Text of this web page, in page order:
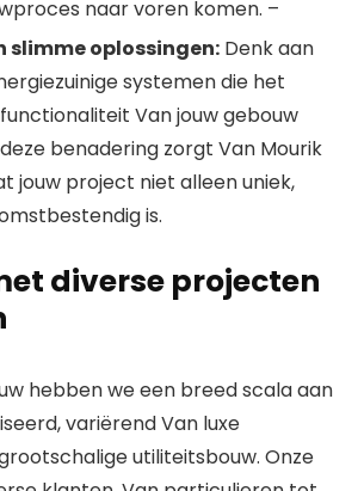
naar voren komen. –
slimme oplossingen: Denk aan
systemen die het
Van jouw gebouw
benadering zorgt Van Mourik
jouw project niet alleen uniek,
is.
diverse projecten
hebben we een breed scala aan
variërend Van luxe
utiliteitsbouw. Onze